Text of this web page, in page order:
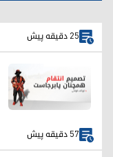
25 دقیقه پیش
57 دقیقه پیش